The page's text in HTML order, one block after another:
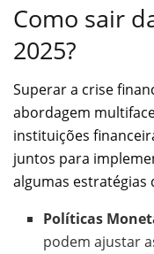
Como sair
2025?
Superar a crise
abordagem
instituições
juntos para
algumas estratégias
Políticas
podem ajustar